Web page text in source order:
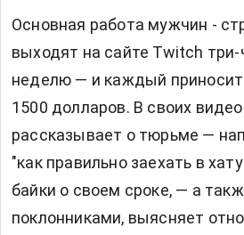
Основная работа мужчин -
выходят на сайте Twitch
неделю — и каждый
1500 долларов. В своих
рассказывает о тюрьме —
"как правильно заехать в
байки о своем сроке, — а
поклонниками, выясняет